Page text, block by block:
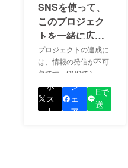
SNSを使って、
このプロジェク
トを一緒に広め
ましょう！
プロジェクトの達成に
は、情報の発信が不可
欠です。SNSでシェア
をして、あなたが応援
しているプロジェクト
の良さを知ってもらい
ポ
ス
ト
シ
ェ
ア
Eで
送